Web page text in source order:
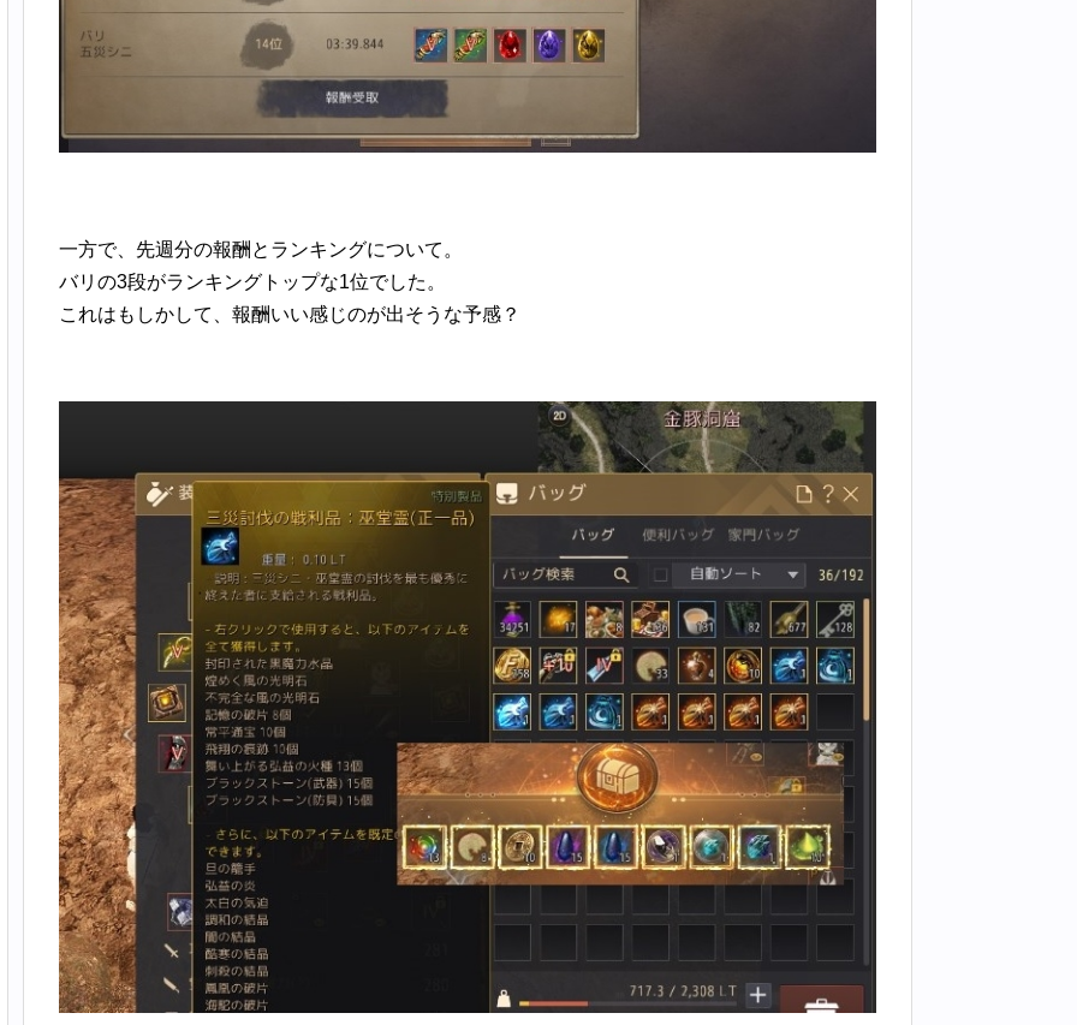
一方で、先週分の報酬とランキングについて。
バリの3段がランキングトップな1位でした。
これはもしかして、報酬いい感じのが出そうな予感？